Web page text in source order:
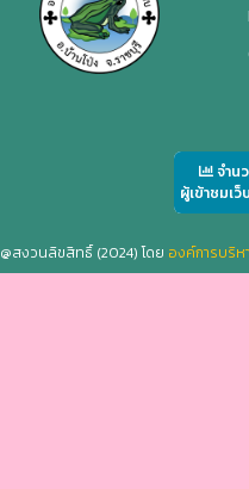
จำน
ผู้เข้าชมเว็
@สงวนลิขสิทธิ์ (2024) โดย องค์การบริ